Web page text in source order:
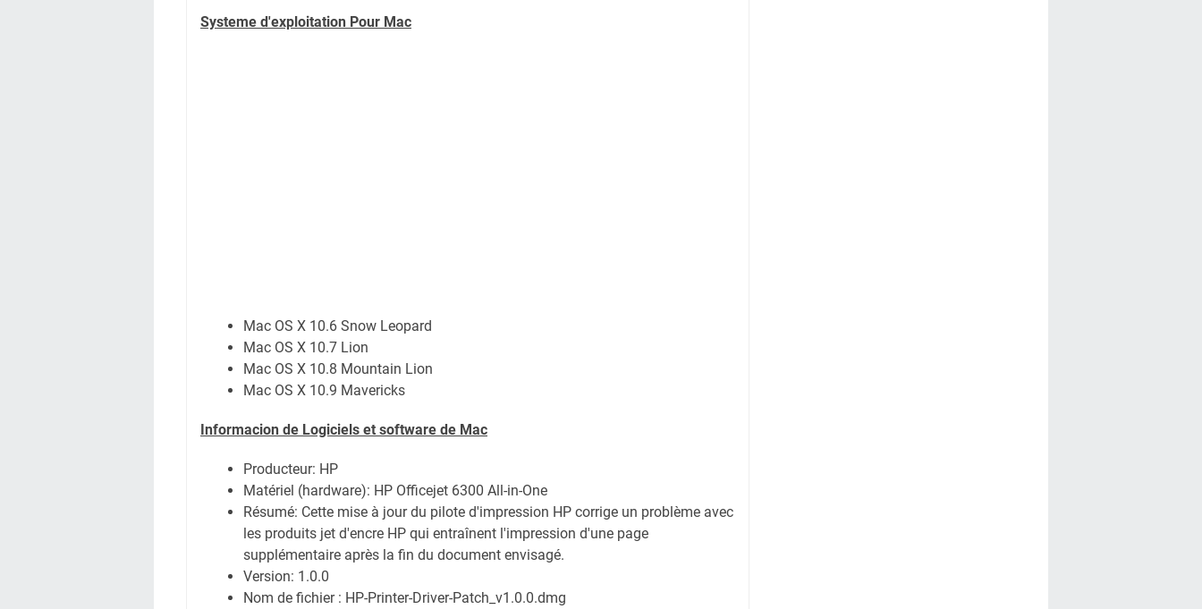
Systeme d'exploitation Pour Mac
Mac OS X 10.6 Snow Leopard
Mac OS X 10.7 Lion
Mac OS X 10.8 Mountain Lion
Mac OS X 10.9 Mavericks
Informacion de Logiciels et software de Mac
Producteur: HP
Matériel (hardware): HP Officejet 6300 All-in-One
Résumé: Cette mise à jour du pilote d'impression HP corrige un problème avec
les produits jet d'encre HP qui entraînent l'impression d'une page
supplémentaire après la fin du document envisagé.
Version: 1.0.0
Nom de fichier : HP-Printer-Driver-Patch_v1.0.0.dmg